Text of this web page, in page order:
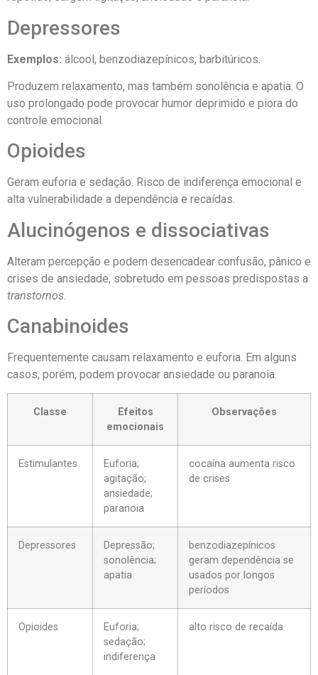
Depressores
Exemplos: álcool, benzodiazepínicos, barbitúricos.
Produzem relaxamento, mas também sonolência e apatia. O
uso prolongado pode provocar humor deprimido e piora do
controle emocional.
Opioides
Geram euforia e sedação. Risco de indiferença emocional e
alta vulnerabilidade a dependência e recaídas.
Alucinógenos e dissociativas
Alteram percepção e podem desencadear confusão, pânico e
crises de ansiedade, sobretudo em pessoas predispostas a
transtornos
Canabinoides
Frequentemente causam relaxamento e euforia. Em alguns
casos, porém, podem provocar ansiedade ou paranoia.
Classe
Efeitos
emocionais
Observações
Estimulantes
Euforia;
agitação;
ansiedade;
paranoia
cocaína aumenta risco
de crises
Depressores
Depressão;
sonolência;
apatia
benzodiazepínicos
geram dependência se
usados por longos
períodos
Opioides
Euforia;
sedação;
indiferença
alto risco de recaída